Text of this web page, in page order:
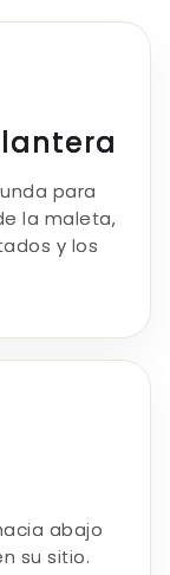
para
la maleta,
y los
abajo
su sitio.